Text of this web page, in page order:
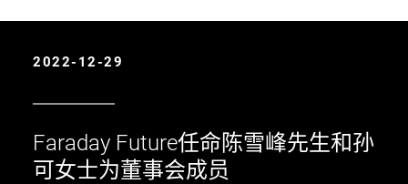
2022-12-29
Faraday Future任命陈雪峰先生和孙
可女士为董事会成员